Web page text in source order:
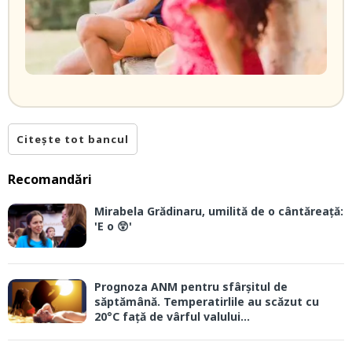
Citește tot bancul
Recomandări
Mirabela Grădinaru, umilită de o cântăreață:
'E o 😲'
Prognoza ANM pentru sfârșitul de
săptămână. Temperatirlile au scăzut cu
20°C față de vârful valului...